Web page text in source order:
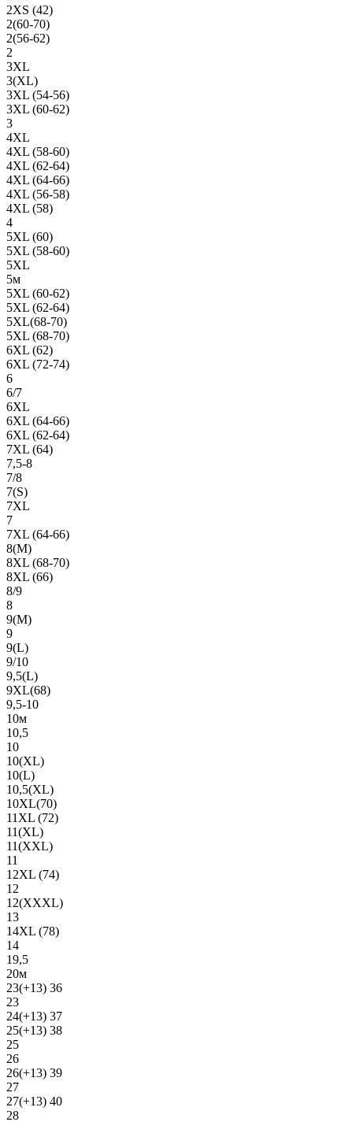
2XS (42)
2(60-70)
2(56-62)
2
3XL
3(XL)
3XL (54-56)
3XL (60-62)
3
4XL
4XL (58-60)
4XL (62-64)
4XL (64-66)
4XL (56-58)
4XL (58)
4
5XL (60)
5XL (58-60)
5XL
5м
5XL (60-62)
5XL (62-64)
5XL(68-70)
5XL (68-70)
6XL (62)
6XL (72-74)
6
6/7
6XL
6XL (64-66)
6XL (62-64)
7XL (64)
7,5-8
7/8
7(S)
7XL
7
7XL (64-66)
8(М)
8XL (68-70)
8XL (66)
8/9
8
9(М)
9
9(L)
9/10
9,5(L)
9XL(68)
9,5-10
10м
10,5
10
10(XL)
10(L)
10,5(XL)
10XL(70)
11XL (72)
11(XL)
11(XXL)
11
12XL (74)
12
12(ХХХL)
13
14XL (78)
14
19,5
20м
23(+13) 36
23
24(+13) 37
25(+13) 38
25
26
26(+13) 39
27
27(+13) 40
28